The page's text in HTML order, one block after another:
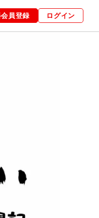
お知らせ
員登録 ログイン